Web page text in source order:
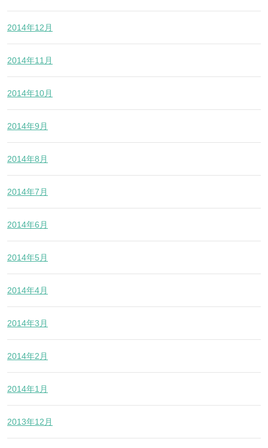
2014年12月
2014年11月
2014年10月
2014年9月
2014年8月
2014年7月
2014年6月
2014年5月
2014年4月
2014年3月
2014年2月
2014年1月
2013年12月